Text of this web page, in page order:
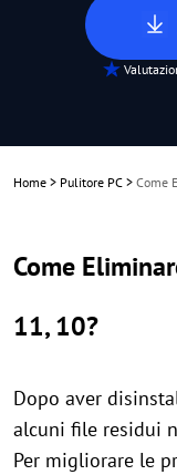
Home > Pulitore PC > Come
Come
11, 10?
Dopo aver
alcuni file residui
Per migliorare le